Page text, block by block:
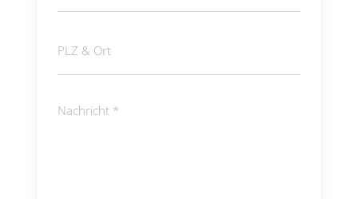
Nr.
&
Ort
(erforderlich)